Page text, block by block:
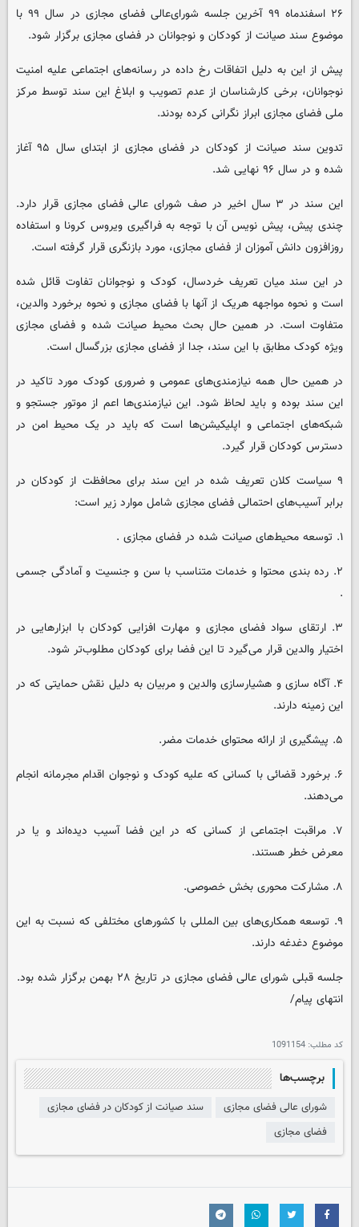
۲۶ اسفندماه ۹۹ آخرین جلسه شورای‌عالی فضای مجازی در سال ۹۹ با
موضوع سند صیانت از کودکان و نوجوانان در فضای مجازی برگزار شود.
پیش از این به دلیل اتفاقات رخ داده در رسانه‌های اجتماعی علیه امنیت
نوجوانان، برخی کارشناسان از عدم تصویب و ابلاغ این سند توسط مرکز
ملی فضای مجازی ابراز نگرانی کرده بودند.
تدوین سند صیانت از کودکان در فضای مجازی از ابتدای سال ۹۵ آغاز
شده و در سال ۹۶ نهایی شد.
این سند در ۳ سال اخیر در صف شورای عالی فضای مجازی قرار دارد.
چندی پیش، پیش نویس آن با توجه به فراگیری ویروس کرونا و استفاده
روزافزون دانش آموزان از فضای مجازی، مورد بازنگری قرار گرفته است.
در این سند میان تعریف خردسال، کودک و نوجوانان تفاوت قائل شده
است و نحوه مواجهه هریک از آنها با فضای مجازی و نحوه برخورد والدین،
متفاوت است. در همین حال بحث محیط صیانت شده و فضای مجازی
ویژه کودک مطابق با این سند، جدا از فضای مجازی بزرگسال است.
در همین حال همه نیازمندی‌های عمومی و ضروری کودک مورد تاکید در
این سند بوده و باید لحاظ شود. این نیازمندی‌ها اعم از موتور جستجو و
شبکه‌های اجتماعی و اپلیکیشن‌ها است که باید در یک محیط امن در
دسترس کودکان قرار گیرد.
۹ سیاست کلان تعریف شده در این سند برای محافظت از کودکان در
برابر آسیب‌های احتمالی فضای مجازی شامل موارد زیر است:
۱. توسعه محیط‌های صیانت شده در فضای مجازی .
۲. رده بندی محتوا و خدمات متناسب با سن و جنسیت و آمادگی جسمی
.
۳. ارتقای سواد فضای مجازی و مهارت افزایی کودکان با ابزارهایی در
اختیار والدین قرار می‌گیرد تا این فضا برای کودکان مطلوب‌تر شود.
۴. آگاه سازی و هشیارسازی والدین و مربیان به دلیل نقش حمایتی که در
این زمینه دارند.
۵. پیشگیری از ارائه محتوای خدمات مضر.
۶. برخورد قضائی با کسانی که علیه کودک و نوجوان اقدام مجرمانه انجام
می‌دهند.
۷. مراقبت اجتماعی از کسانی که در این فضا آسیب دیده‌اند و یا در
معرض خطر هستند.
۸. مشارکت محوری بخش خصوصی.
۹. توسعه همکاری‌های بین المللی با کشورهای مختلفی که نسبت به این
موضوع دغدغه دارند.
جلسه قبلی شورای عالی فضای مجازی در تاریخ ۲۸ بهمن برگزار شده بود.
انتهای پیام/
کد مطلب: 1091154
برچسب‌ها
شورای عالی فضای مجازی
سند صیانت از کودکان در فضای مجازی
فضای مجازی